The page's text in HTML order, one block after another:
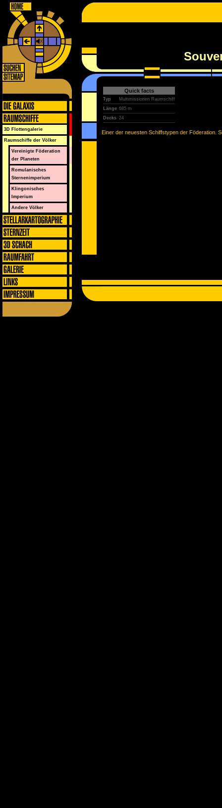
3D Flottengalerie
Raumschiffe der Völker
Vereinigte Föderation
der Planeten
Romulanisches
Sternenimperium
Klingonisches
Imperium
Andere Völker
Quick facts
Typ
Multimissionen Raumschiff
Länge 685 m
Decks 24
Einer der neuesten Schiffstypen der Föderation.